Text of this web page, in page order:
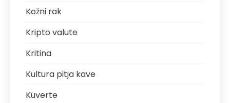
Kožni rak
Kripto valute
Kritina
Kultura pitja kave
Kuverte